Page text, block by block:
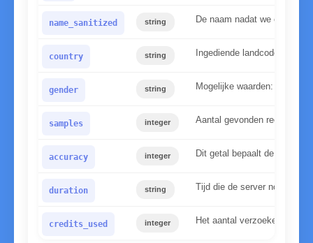
name_sanitized string De naam nadat we onze
country string Ingediende landcode
gender string Mogelijke waarden:
samples integer Aantal gevonden records in
accuracy integer Dit getal bepaalt de
duration string Tijd die de server nodig had
credits_used integer Het aantal verzoeken dat